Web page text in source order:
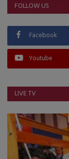
FOLLOW US
Facebook
Youtube
LIVE TV